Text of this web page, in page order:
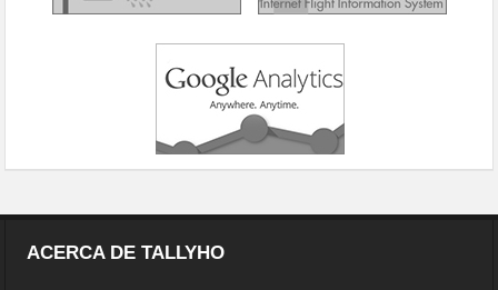
ACERCA DE TALLYHO